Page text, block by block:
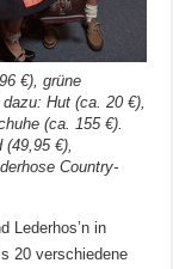
€), grüne
Hut (ca. 20 €),
(ca. 155 €).
€),
Country-
Lederhos’n in
20 verschiedene